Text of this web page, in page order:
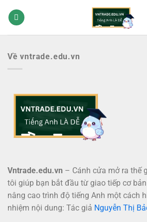
qua
Về vntrade.edu.vn
Vntrade.edu.vn – Cánh cửa mở ra thế
tôi giúp bạn bắt đầu từ giao tiếp cơ
nâng cao trình độ tiếng Anh một cách
nhiệm nội dung: Tác giả Nguyễn Thị